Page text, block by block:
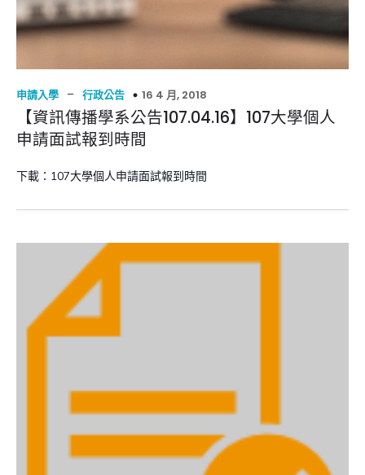
申請入學 – 行政公告 16 4 月, 2018
【資訊傳播學系公告107.04.16】107大學個人
申請面試報到時間
下載：107大學個人申請面試報到時間